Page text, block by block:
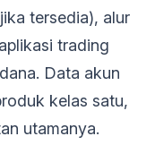
tersedia), alur
trading
Data akun
kelas satu,
utamanya.